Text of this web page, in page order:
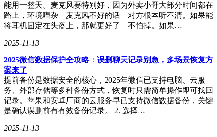
物联流量卡在安防监控领域的应用已经取得了显著成效。其专
理和强兼容性等优势，使得物联流量卡成为安防监控系统的理
想选择。随着物联网技术的不断发展，物联流量卡将在安防监
控领域发挥更加重要的作用，为人们的生活和工作提供更加安
全、可靠的保障。
能用一整天。麦克风要特别好，因为外卖小哥大部分时间都在
路上，环境嘈杂，麦克风不好的话，对方根本听不清。如果能
将耳机固定在头盔上，那就更好了，不怕掉。如果…
2025-11-13
2025微信数据保护全攻略：误删聊天记录别急，多场景恢复方
案来了
提前备份是数据安全的核心，2025年微信已支持电脑、云服
务、外部存储等多种备份方式，恢复时只需简单操作即可找回
记录。苹果和安卓厂商的云服务早已支持微信数据备份，关键
是确认误删前有有效备份记录。 2. 选择…
2025-11-13